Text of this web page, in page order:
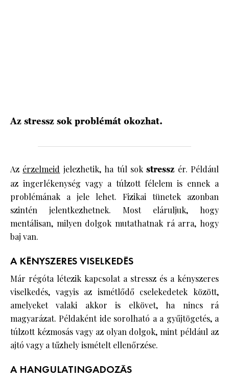
Az stressz sok problémát okozhat.
Az érzelmeid jelezhetik, ha túl sokstressz ér. Például
az ingerlékenység vagy a túlzott félelem is ennek a
problémának a jele lehet. Fizikai tünetek azonban
szintén jelentkezhetnek. Most eláruljuk, hogy
mentálisan, milyen dolgok mutathatnak rá arra, hogy
baj van.
A KÉNYSZERES VISELKEDÉS
Már régóta létezik kapcsolat a stressz és a kényszeres
viselkedés, vagyis az ismétlődő cselekedetek között,
amelyeket valaki akkor is elkövet, ha nincs rá
magyarázat. Példaként ide sorolható a a gyűjtögetés, a
túlzott kézmosás vagy az olyan dolgok, mint például az
ajtó vagy a tűzhely ismételt ellenőrzése.
A HANGULATINGADOZÁS